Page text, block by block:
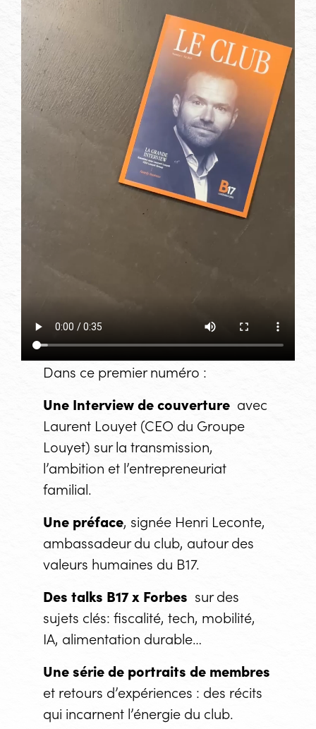
Dans ce premier numéro :
Une Interview de couverture avec
Laurent Louyet (CEO du Groupe
Louyet) sur la transmission,
l’ambition et l’entrepreneuriat
familial.
Une préface, signée Henri Leconte,
ambassadeur du club, autour des
valeurs humaines du B17.
Des talks B17 x Forbes sur des
sujets clés: fiscalité, tech, mobilité,
IA, alimentation durable…
Une série de portraits de membres
et retours d’expériences : des récits
qui incarnent l’énergie du club.